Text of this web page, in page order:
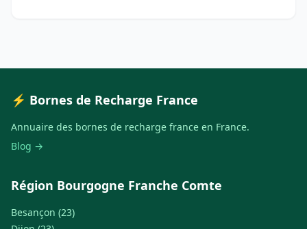
⚡ Bornes de Recharge France
Annuaire des bornes de recharge france en France.
Blog →
Région Bourgogne Franche Comte
Besançon (23)